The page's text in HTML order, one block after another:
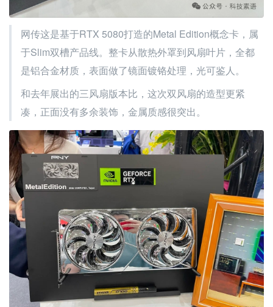
网传这是基于RTX 5080打造的Metal Edition概念卡，属
于Slim双槽产品线。整卡从散热外罩到风扇叶片，全都
是铝合金材质，表面做了镜面镀铬处理，光可鉴人。
和去年展出的三风扇版本比，这次双风扇的造型更紧
凑，正面没有多余装饰，金属质感很突出。